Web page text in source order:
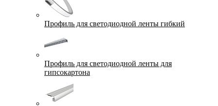
Профиль для светодиодной ленты гибкий
Профиль для светодиодной ленты для
гипсокартона